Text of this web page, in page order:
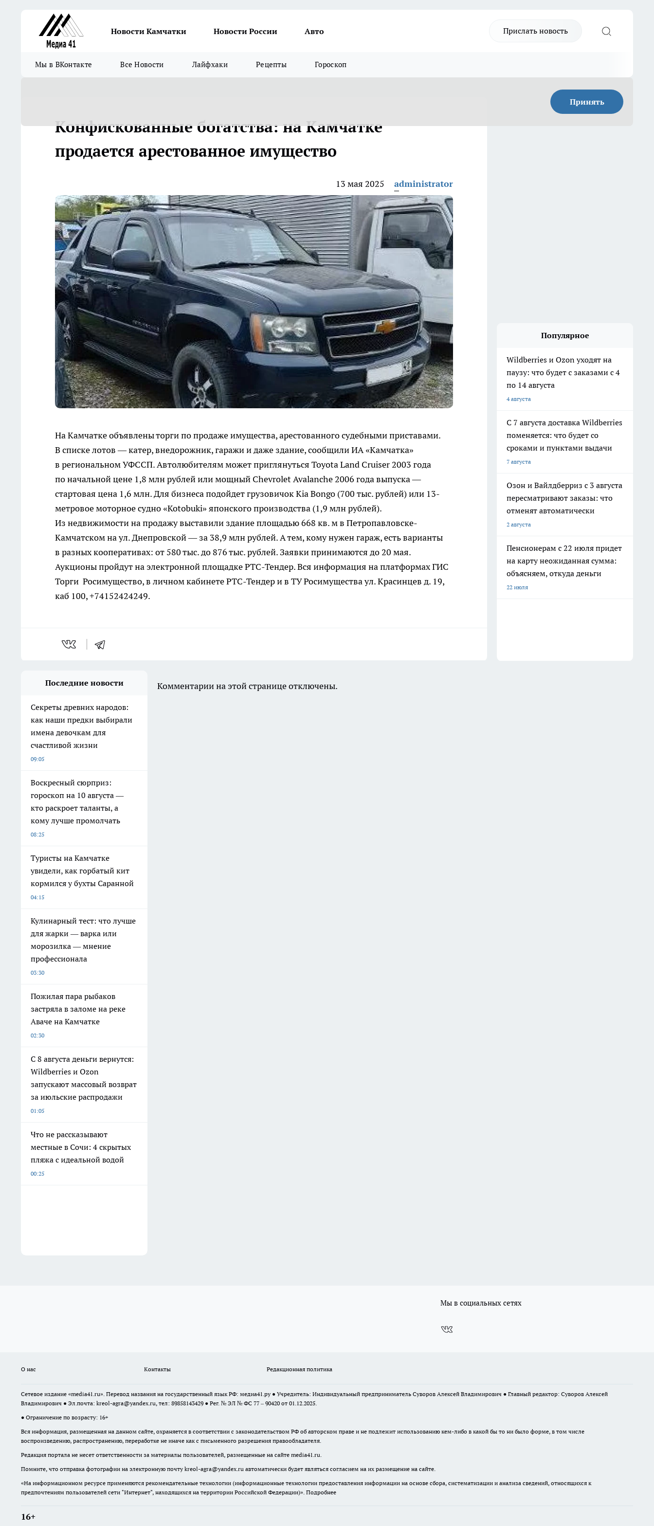
Новости Камчатки Новости России Авто Прислать новость
Мы в ВКонтакте Все Новости Лайфхаки Рецепты Гороскоп
Принять
Конфискованные богатства: на Камчатке
продается арестованное имущество
13 мая 2025 administrator
На Камчатке объявлены торги по продаже имущества, арестованного судебными приставами.
В списке лотов — катер, внедорожник, гаражи и даже здание, сообщили ИА «Камчатка»
в региональном УФССП. Автолюбителям может приглянуться Toyota Land Cruiser 2003 года
по начальной цене 1,8 млн рублей или мощный Chevrolet Avalanche 2006 года выпуска —
стартовая цена 1,6 млн. Для бизнеса подойдет грузовичок Kia Bongo (700 тыс. рублей) или 13-
метровое моторное судно «Kotobuki» японского производства (1,9 млн рублей).
Из недвижимости на продажу выставили здание площадью 668 кв. м в Петропавловске-
Камчатском на ул. Днепровской — за 38,9 млн рублей. А тем, кому нужен гараж, есть варианты
в разных кооперативах: от 580 тыс. до 876 тыс. рублей. Заявки принимаются до 20 мая.
Аукционы пройдут на электронной площадке РТС-Тендер. Вся информация на платформах ГИС
Торги Росимущество, в личном кабинете РТС-Тендер и в ТУ Росимущества ул. Красинцев д. 19,
каб 100, +74152424249.
Популярное
Wildberries и Ozon уходят на
паузу: что будет с заказами с 4
по 14 августа
4 августа
С 7 августа доставка Wildberries
поменяется: что будет со
сроками и пунктами выдачи
7 августа
Озон и Вайлдберриз с 3 августа
пересматривают заказы: что
отменят автоматически
2 августа
Пенсионерам с 22 июля придет
на карту неожиданная сумма:
объясняем, откуда деньги
22 июля
Последние новости
Секреты древних народов:
как наши предки выбирали
имена девочкам для
счастливой жизни
09:05
Воскресный сюрприз:
гороскоп на 10 августа —
кто раскроет таланты, а
кому лучше промолчать
08:25
Туристы на Камчатке
увидели, как горбатый кит
кормился у бухты Саранной
04:15
Кулинарный тест: что лучше
для жарки — варка или
морозилка — мнение
профессионала
03:30
Пожилая пара рыбаков
застряла в заломе на реке
Аваче на Камчатке
02:30
С 8 августа деньги вернутся:
Wildberries и Ozon
запускают массовый возврат
за июльские распродажи
01:05
Что не рассказывают
местные в Сочи: 4 скрытых
пляжа с идеальной водой
00:25
Комментарии на этой странице отключены.
Мы в социальных сетях
О нас Контакты Редакционная политика
Сетевое издание «media41.ru». Перевод названия на государственный язык РФ: медиа41.ру ● Учредитель: Индивидуальный предприниматель Суворов Алексей Владимирович ● Главный редактор: Суворов Алексей
Владимирович ● Эл.почта: kreol-agra@yandex.ru, тел: 89858143429 ● Рег. № ЭЛ № ФС 77 – 90420 от 01.12.2025.
● Ограничение по возрасту: 16+
Вся информация, размещенная на данном сайте, охраняется в соответствии с законодательством РФ об авторском праве и не подлежит использованию кем-либо в какой бы то ни было форме, в том числе
воспроизведению, распространению, переработке не иначе как с письменного разрешения правообладателя.
Редакция портала не несет ответственности за материалы пользователей, размещенные на сайте media41.ru.
Помните, что отправка фотографии на электронную почту kreol-agra@yandex.ru автоматически будет являться согласием на их размещение на сайте.
«На информационном ресурсе применяются рекомендательные технологии (информационные технологии предоставления информации на основе сбора, систематизации и анализа сведений, относящихся к
предпочтениям пользователей сети "Интернет", находящихся на территории Российской Федерации)». Подробнее
16+